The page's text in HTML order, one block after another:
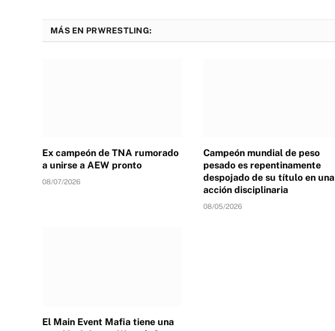
MÁS EN PRWRESTLING:
Ex campeón de TNA rumorado
a unirse a AEW pronto
08/07/2026
Campeón mundial de peso
pesado es repentinamente
despojado de su título en una
acción disciplinaria
08/05/2026
El Main Event Mafia tiene una